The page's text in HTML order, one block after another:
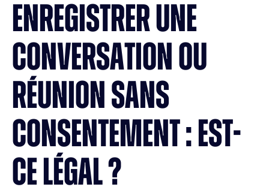
ENREGISTRER UNE
CONVERSATION OU
RÉUNION SANS
CONSENTEMENT : EST-
CE LÉGAL ?